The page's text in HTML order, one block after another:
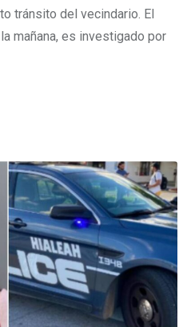
tránsito del vecindario. El
mañana, es investigado por